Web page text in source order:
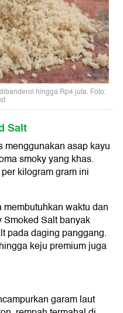
hingga Rp4 juta. Foto:
Salt
menggunakan asap kayu
smoky yang khas.
kilogram gram ini
waktu dan
Salt banyak
pada daging panggang.
keju premium juga
garam laut